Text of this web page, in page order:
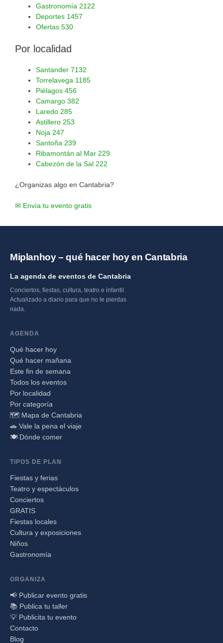
Gastronomía 2122
Deportes 1457
Ofertas 530
Por localidad
Santander 7132
Torrelavega 1185
Piélagos 456
Camargo 382
Laredo 285
Astillero 253
Noja 247
Santoña 239
Ribamontán al Mar 229
Cabezón de la Sal 222
¿Organizas algo en Cantabria?
✉ Envía tu evento gratis
Miplanhoy – qué hacer hoy en Cantabria
La agenda de eventos de Cantabria
Conciertos, fiestas, cultura, teatro e infantil.
Actualizado a diario para que no te pierdas
nada.
AGENDA
Qué hacer hoy
Qué hacer mañana
Este fin de semana
Todos los eventos
Por localidad
Por categoría
🗺️ Mapa de Cantabria
🚗 Vale la pena el viaje
🍽️ Dónde comer
TIPOS DE PLAN
Fiestas y ferias
Teatro y espectáculos
Conciertos
GRATIS
Fiestas locales
Cultura y exposiciones
Niños
Gastronomía
ORGANIZA
📢 Publicar evento gratis
📚 Publica tu taller
💡 Publicita tu evento
Contacto
Blog